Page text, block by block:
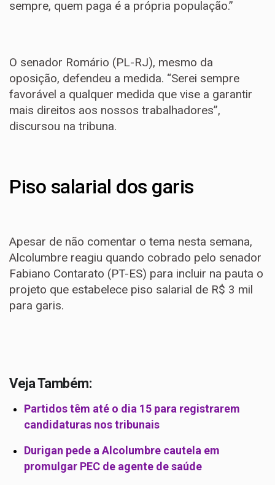
sempre, quem paga é a própria população.”
O senador Romário (PL-RJ), mesmo da
oposição, defendeu a medida. “Serei sempre
favorável a qualquer medida que vise a garantir
mais direitos aos nossos trabalhadores”,
discursou na tribuna.
Piso salarial dos garis
Apesar de não comentar o tema nesta semana,
Alcolumbre reagiu quando cobrado pelo senador
Fabiano Contarato (PT-ES) para incluir na pauta o
projeto que estabelece piso salarial de R$ 3 mil
para garis.
Veja Também:
Partidos têm até o dia 15 para registrarem
candidaturas nos tribunais
Durigan pede a Alcolumbre cautela em
promulgar PEC de agente de saúde